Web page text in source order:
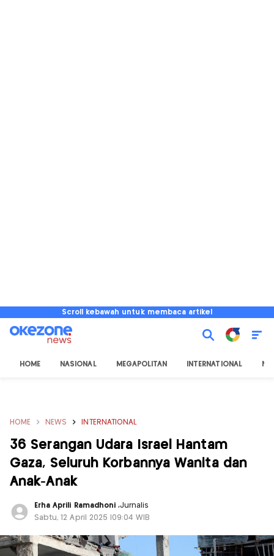
Scroll kebawah untuk membaca artikel
HOME NASIONAL MEGAPOLITAN INTERNATIONAL
HOME NEWS INTERNATIONAL
36 Serangan Udara Israel Hantam
Gaza, Seluruh Korbannya Wanita dan
Anak-Anak
Erha Aprili Ramadhoni,Jurnalis
Sabtu, 12 April 2025 |09:04 WIB